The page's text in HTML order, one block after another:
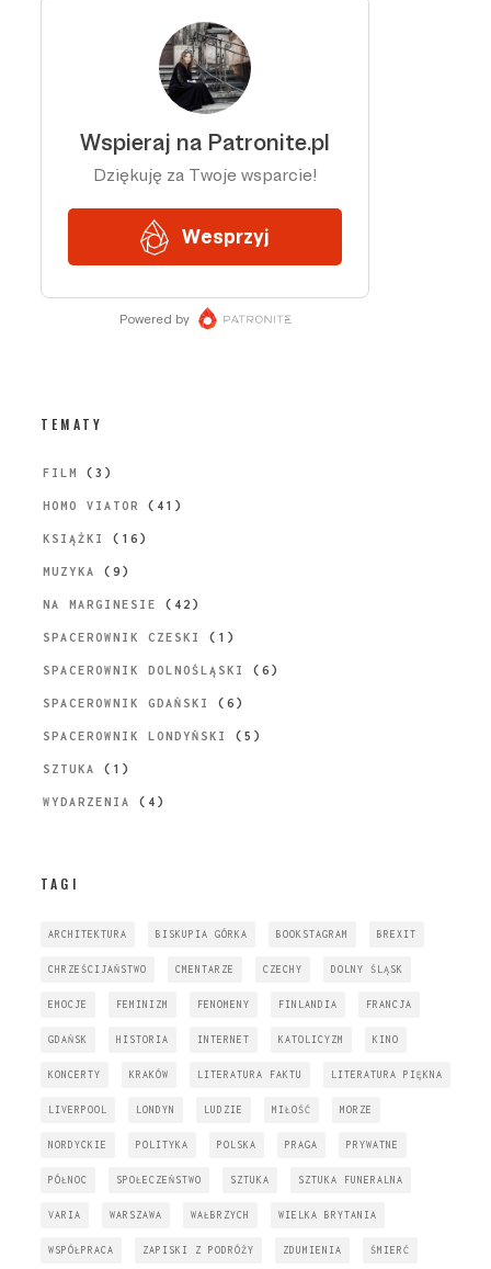
TEMATY
FILM (3)
HOMO VIATOR (41)
KSIĄŻKI (16)
MUZYKA (9)
NA MARGINESIE (42)
SPACEROWNIK CZESKI (1)
SPACEROWNIK DOLNOŚLĄSKI (6)
SPACEROWNIK GDAŃSKI (6)
SPACEROWNIK LONDYŃSKI (5)
SZTUKA (1)
WYDARZENIA (4)
TAGI
ARCHITEKTURA BISKUPIA GÓRKA BOOKSTAGRAM BREXIT
CHRZEŚCIJAŃSTWO CMENTARZE CZECHY DOLNY ŚLĄSK
EMOCJE FEMINIZM FENOMENY FINLANDIA FRANCJA
GDAŃSK HISTORIA INTERNET KATOLICYZM KINO
KONCERTY KRAKÓW LITERATURA FAKTU LITERATURA PIĘKNA
LIVERPOOL LONDYN LUDZIE MIŁOŚĆ MORZE
NORDYCKIE POLITYKA POLSKA PRAGA PRYWATNE
PÓŁNOC SPOŁECZEŃSTWO SZTUKA SZTUKA FUNERALNA
VARIA WARSZAWA WAŁBRZYCH WIELKA BRYTANIA
WSPÓŁPRACA ZAPISKI Z PODRÓŻY ZDUMIENIA ŚMIERĆ